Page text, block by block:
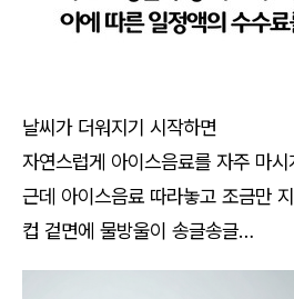
날씨가 더워지기 시작하면
자연스럽게 아이스음료를 자주 마시
근데 아이스음료 따라놓고 조금만
컵 겉면에 물방울이 송글송글…